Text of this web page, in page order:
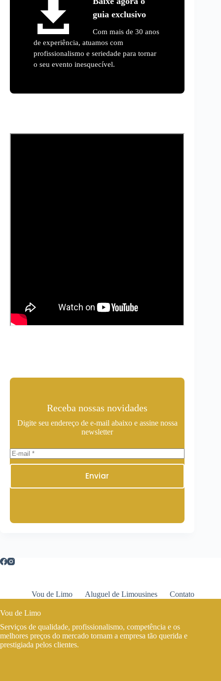
guia exclusivo
Com mais de 30 anos
de experiência, atuamos com
profissionalismo e seriedade para tornar
o seu evento inesquecível.
Receba nossas novidades
Digite seu endereço de e-mail abaixo e assine nossa
newsletter
Enviar
Vou de Limo Aluguel de Limousines Contato
Vou de Limo
Serviços de qualidade, profissionalismo, competência e os
melhores preços do mercado tornam a empresa tão querida e
prestigiada pelos clientes.